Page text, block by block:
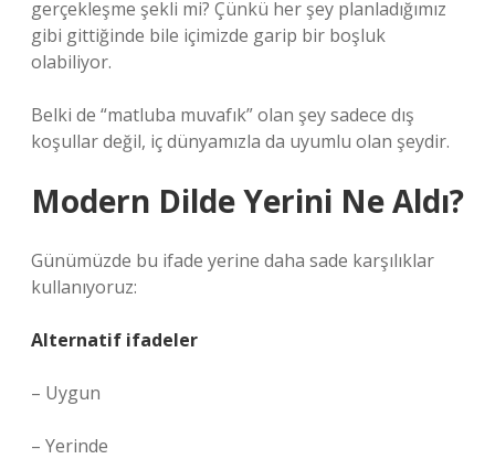
gerçekleşme şekli mi? Çünkü her şey planladığımız
gibi gittiğinde bile içimizde garip bir boşluk
olabiliyor.
Belki de “matluba muvafık” olan şey sadece dış
koşullar değil, iç dünyamızla da uyumlu olan şeydir.
Modern Dilde Yerini Ne Aldı?
Günümüzde bu ifade yerine daha sade karşılıklar
kullanıyoruz:
Alternatif ifadeler
– Uygun
– Yerinde